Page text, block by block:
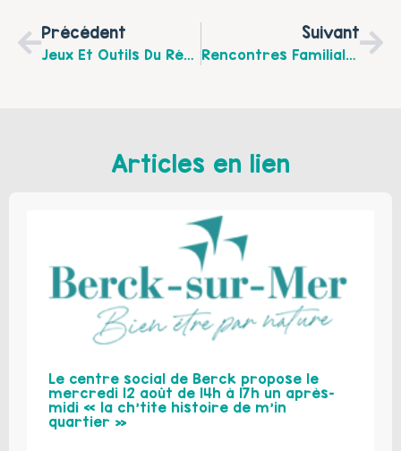
Précédent
Jeux Et Outils Du Réseau
Suivant
Rencontres Familiales Au Sein De L’Espace Tony Descharles À Boulogne Sur Mer.
Articles en lien
Le centre social de Berck propose le
mercredi 12 août de 14h à 17h un après-
midi « la ch’tite histoire de m’in
quartier »